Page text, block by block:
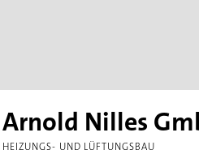
Arnold Nilles
HEIZUNGS- UND LÜFTUNGSBAU